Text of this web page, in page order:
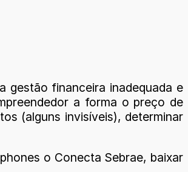
gestão financeira inadequada e
a forma o preço de
(alguns invisíveis), determinar
o Conecta Sebrae, baixar